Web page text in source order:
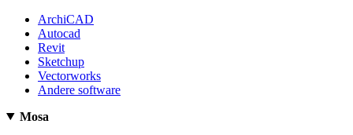
ArchiCAD
Autocad
Revit
Sketchup
Vectorworks
Andere software
Mosa